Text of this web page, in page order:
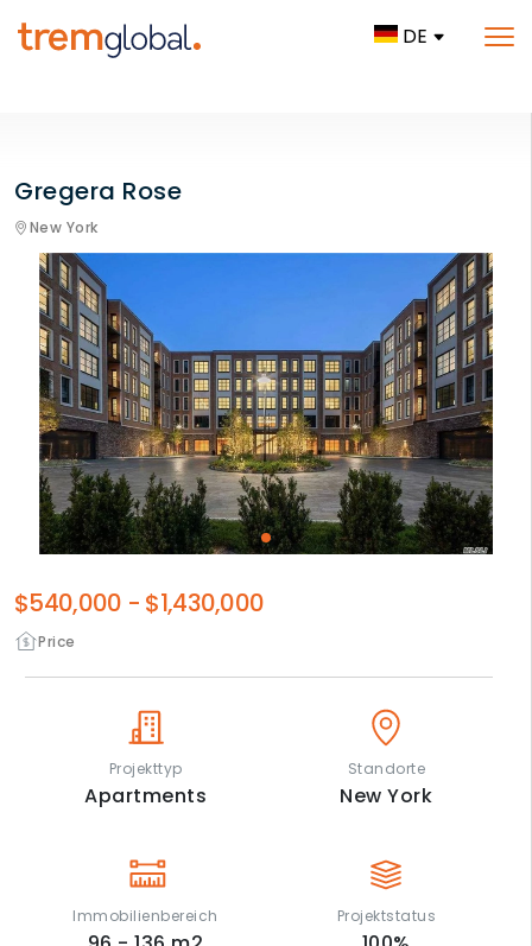
DE
Gregera Rose
New York
Price
$540,000 - $1,430,000
Projekttyp
Apartments
Standorte
New York
Immobilienbereich Projektstatus